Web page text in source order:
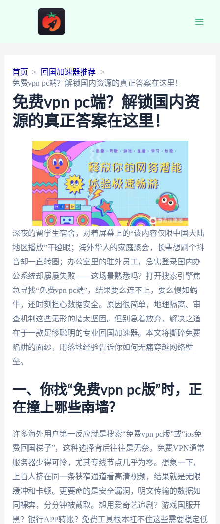
首页
回国加速器推荐
免费vpn pc端？解锁国内资源的真正答案在这里！
免费vpn pc端？解锁国内资
源的真正答案在这里！
深夜的留学生宿舍，对着屏幕上的“该内容仅限中国大陆
地区播放”干瞪眼；海外华人的家庭聚会，长辈想刷个抖
音却一直转圈；办公室里的驻外员工，急需登录国内办
公系统却屡屡失败——这场景熟悉吗？打开搜索引擎焦
急寻找“免费vpn pc端”，结果要么连不上，要么慢如蜗
牛，还时刻担心数据安全。原因很简单，地理隔离、审
查机制这些无形的墙太坚固。但别急着放弃，解决之道
在于一款足够聪明的专业回国加速器。本文将撕碎免费
陷阱的面纱，用落地经验告诉你如何无痛穿越网络壁
垒。
一、你找“免费vpn pc版”时，正
在撞上哪些南墙？
许多海外用户第一反应就是搜索“免费vpn pc版”或“ios免
费回国梯子”，这种选择背后往往是无奈。免费VPN通常
服务器少得可怜，尤其专线节点几乎为零。想象一下，
上百人挤在同一条狭窄通道看高清视频，结果就是无限
缓冲和卡顿。更要命的是安全漏洞，明文传输的数据如
同裸奔，分分钟被截取。想用爱奇艺追剧？游戏国服开
黑？银行APP转账？免费工具根本扛不住这些需要稳定低